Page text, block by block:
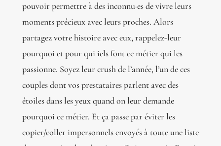
pouvoir permettre à des inconnu·es de vivre leurs
moments précieux avec leurs proches. Alors
partagez votre histoire avec eux, rappelez-leur
pourquoi et pour qui iels font ce métier qui les
passionne. Soyez leur crush de l’année, l’un de ces
couples dont vos prestataires parlent avec des
étoiles dans les yeux quand on leur demande
pourquoi ce métier. Et ça passe par éviter les
copier/coller impersonnels envoyés à toute une liste